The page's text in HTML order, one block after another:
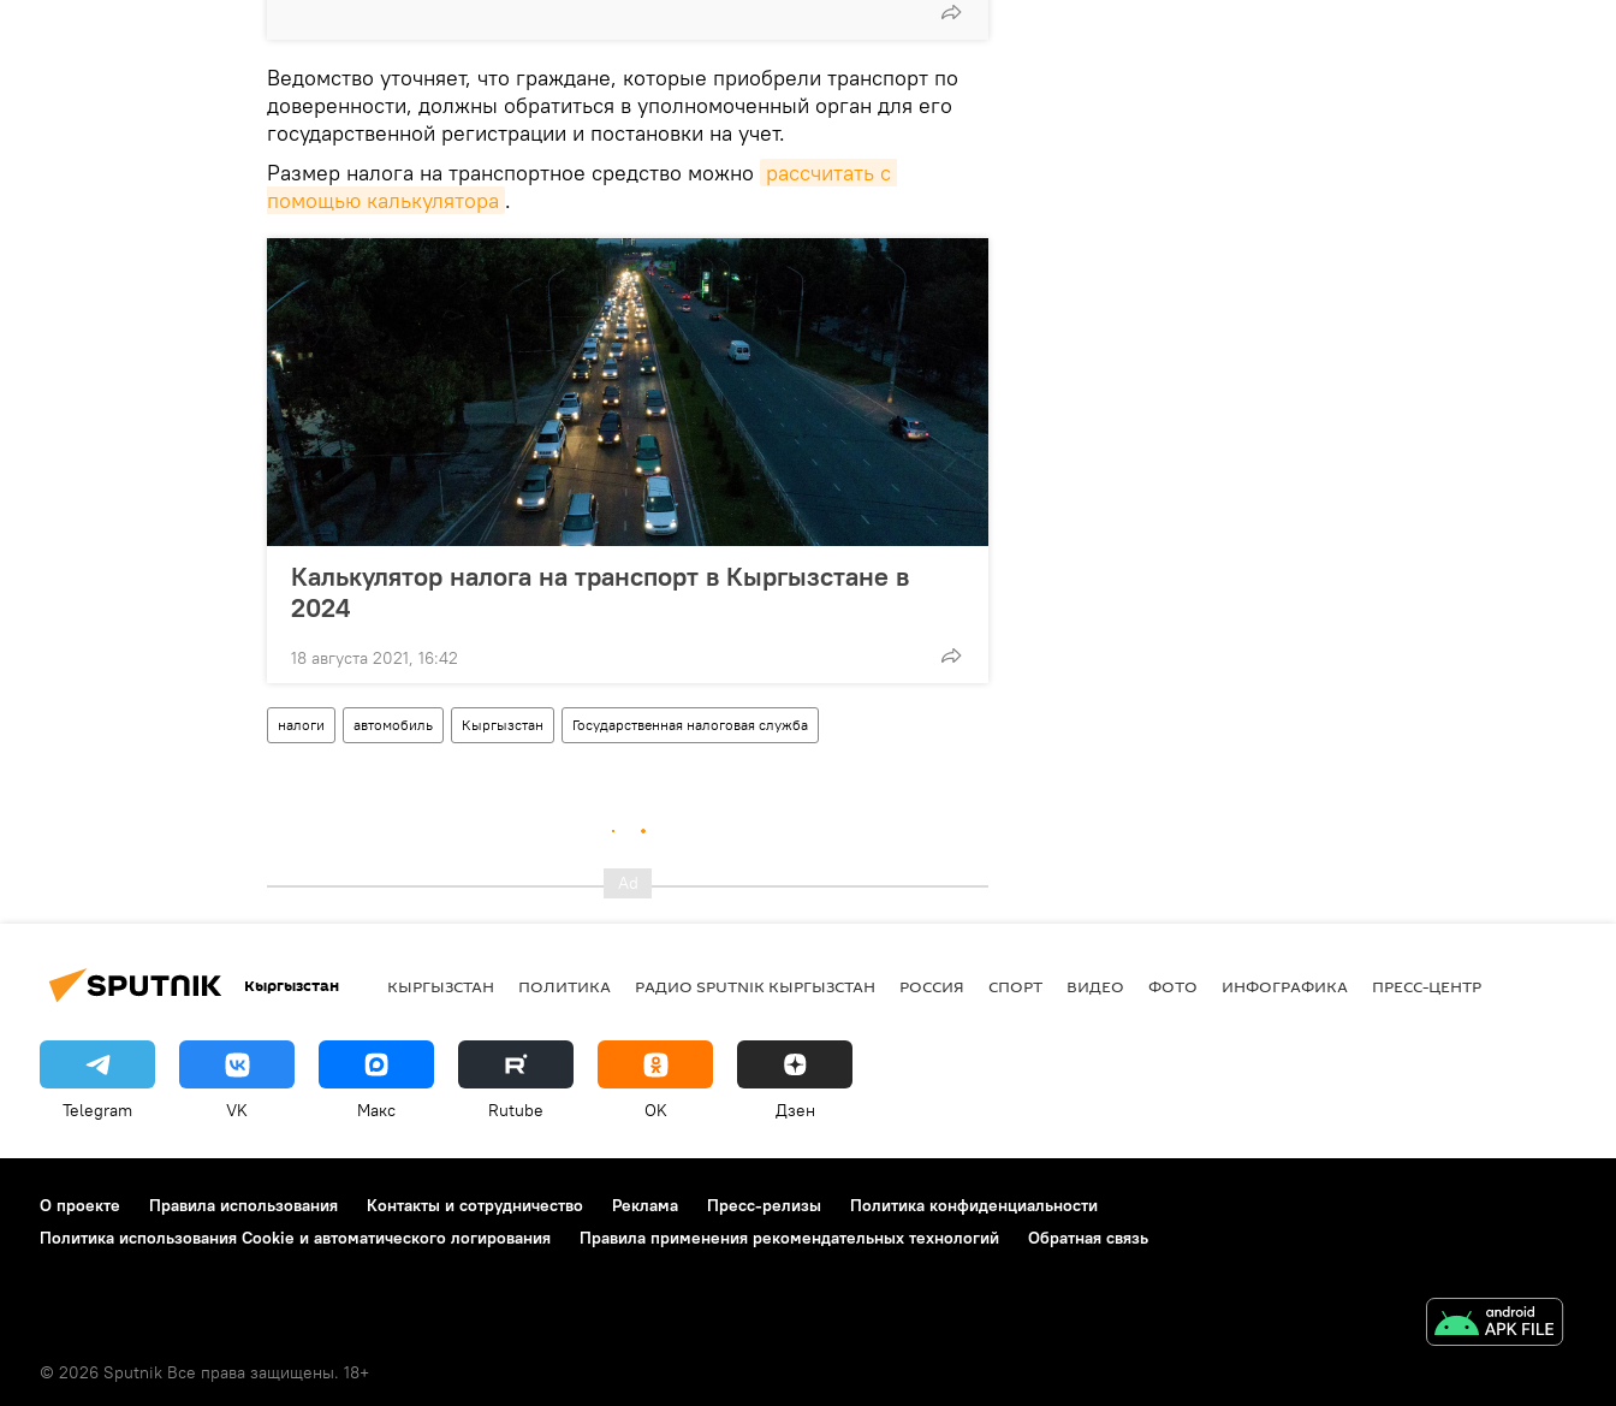
Ведомство уточняет, что граждане, которые приобрели транспорт по
доверенности, должны обратиться в уполномоченный орган для его
государственной регистрации и постановки на учет.
Размер налога на транспортное средство можно рассчитать с
помощью калькулятора .
Калькулятор налога на транспорт в Кыргызстане в
2024
18 августа 2021, 16:42
налоги автомобиль Кыргызстан Государственная налоговая служба
Кыргызстан КЫРГЫЗСТАН ПОЛИТИКА РАДИО SPUTNIK КЫРГЫЗСТАН РОССИЯ СПОРТ ВИДЕО ФОТО ИНФОГРАФИКА ПРЕСС-ЦЕНТР
Telegram VK Макс Rutube OK Дзен
О проекте Правила использования Контакты и сотрудничество Реклама Пресс-релизы
Политика конфиденциальности
Политика использования Cookie и автоматического логирования
Правила применения рекомендательных технологий Обратная связь
© 2026 Sputnik Все права защищены. 18+